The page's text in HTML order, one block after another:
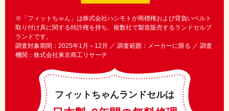
※「フィットちゃん」は株式会社ハシモトが商標権および背負いベルト
取り付け具に関する特許権を持ち、複数社で製造販売するランドセルブ
ランドです。
調査対象期間：2025年1月～12月 ／ 調査範囲：メーカーに限る ／ 調査
機関：株式会社東京商工リサーチ
フィットちゃんランドセルは